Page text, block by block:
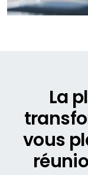
La
vous